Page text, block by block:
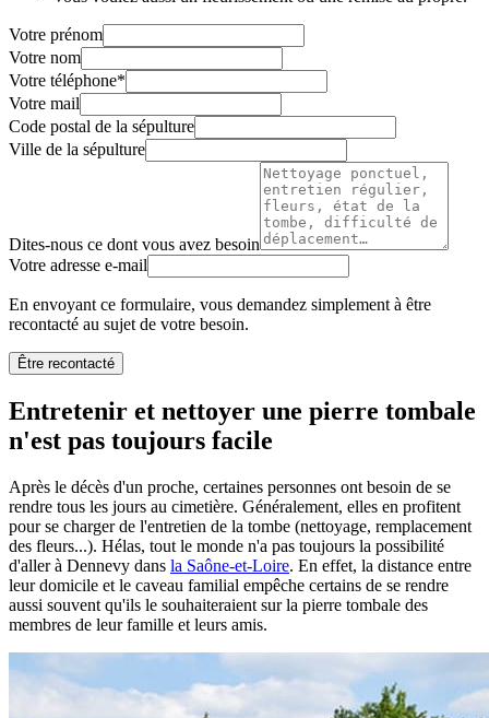
Votre prénom
Votre nom
Votre téléphone*
Votre mail
Code postal de la sépulture
Ville de la sépulture
Dites-nous ce dont vous avez besoin
Votre adresse e-mail
En envoyant ce formulaire, vous demandez simplement à être
recontacté au sujet de votre besoin.
Être recontacté
Entretenir et nettoyer une pierre tombale
n'est pas toujours facile
Après le décès d'un proche, certaines personnes ont besoin de se
rendre tous les jours au cimetière. Généralement, elles en profitent
pour se charger de l'entretien de la tombe (nettoyage, remplacement
des fleurs...). Hélas, tout le monde n'a pas toujours la possibilité
d'aller à Dennevy dans la Saône-et-Loire. En effet, la distance entre
leur domicile et le caveau familial empêche certains de se rendre
aussi souvent qu'ils le souhaiteraient sur la pierre tombale des
membres de leur famille et leurs amis.